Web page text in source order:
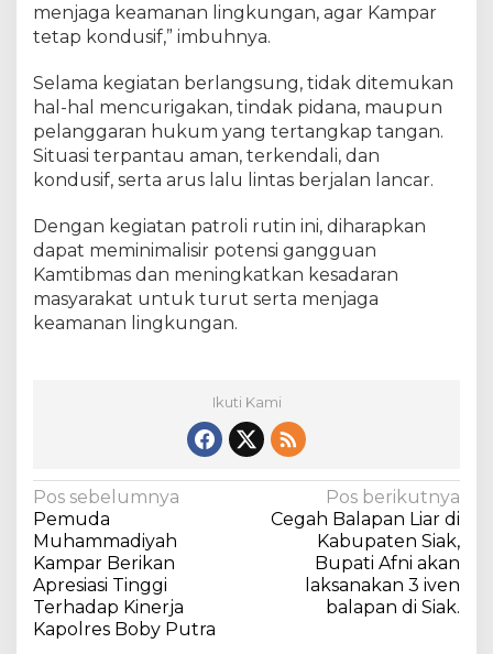
a
s
a
n
g
g
u
n
K
a
m
i
menjaga keamanan lingkungan, agar Kampar
tetap kondusif,” imbuhnya.
Selama kegiatan berlangsung, tidak ditemukan
hal-hal mencurigakan, tindak pidana, maupun
pelanggaran hukum yang tertangkap tangan.
Situasi terpantau aman, terkendali, dan
kondusif, serta arus lalu lintas berjalan lancar.
Dengan kegiatan patroli rutin ini, diharapkan
dapat meminimalisir potensi gangguan
Kamtibmas dan meningkatkan kesadaran
masyarakat untuk turut serta menjaga
keamanan lingkungan.
Ikuti Kami
N
a
v
i
g
Pos sebelumnya
Pemuda
Muhammadiyah
Kampar Berikan
Apresiasi Tinggi
Terhadap Kinerja
Kapolres Boby Putra
Pos berikutnya
Cegah Balapan Liar di
Kabupaten Siak,
Bupati Afni akan
laksanakan 3 iven
balapan di Siak.